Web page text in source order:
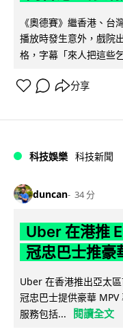
《奧德賽》繼香港、台
播放時發生意外，戲院
格，字幕「來人把這些
分享
科技娛樂 科技新聞
duncan 34 分
Uber 在港推
冠忠巴士推豪
Uber 在香港推出亞太
冠忠巴士提供豪華 MPV
服務包括...
閱讀全文